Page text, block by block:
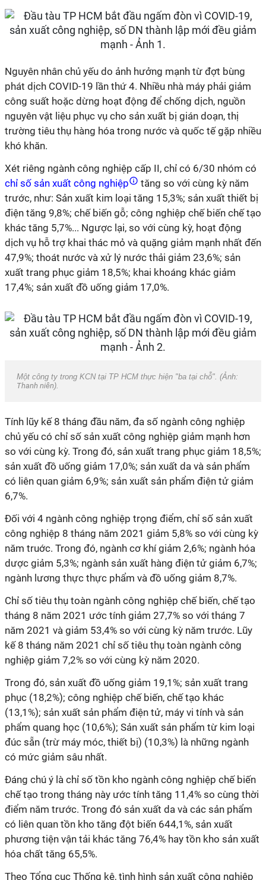
Nguyên nhân chủ yếu do ảnh hưởng mạnh từ đợt bùng
phát dịch COVID-19 lần thứ 4. Nhiều nhà máy phải giảm
công suất hoặc dừng hoạt động để chống dịch, nguồn
nguyên vật liệu phục vụ cho sản xuất bị gián doạn, thị
trường tiêu thụ hàng hóa trong nước và quốc tế gặp nhiều
khó khăn.
Xét riêng ngành công nghiệp cấp II, chỉ có 6/30 nhóm có
chỉ số sản xuất công nghiệp
tăng so với cùng kỳ năm
trước, như: Sản xuất kim loại tăng 15,3%; sản xuất thiết bị
điện tăng 9,8%; chế biến gỗ; công nghiệp chế biến chế tạo
khác tăng 5,7%... Ngược lại, so với cùng kỳ, hoạt động
dịch vụ hỗ trợ khai thác mỏ và quặng giảm mạnh nhất đến
47,9%; thoát nước và xử lý nước thải giảm 23,6%; sản
xuất trang phục giảm 18,5%; khai khoáng khác giảm
17,4%; sản xuất đồ uống giảm 17,0%.
Một công ty trong KCN tại TP HCM thực hiện "ba tại chỗ". (Ảnh:
Thanh niên).
Tính lũy kế 8 tháng đầu năm, đa số ngành công nghiệp
chủ yếu có chỉ số sản xuất công nghiệp giảm mạnh hơn
so với cùng kỳ. Trong đó, sản xuất trang phục giảm 18,5%;
sản xuất đồ uống giảm 17,0%; sản xuất da và sản phẩm
có liên quan giảm 6,9%; sản xuất sản phẩm điện tử giảm
6,7%.
Đối với 4 ngành công nghiệp trọng điểm, chỉ số sản xuất
công nghiệp 8 tháng năm 2021 giảm 5,8% so với cùng kỳ
năm truớc. Trong đó, ngành cơ khí giảm 2,6%; ngành hóa
dược giảm 5,3%; ngành sản xuất hàng điện tử giảm 6,7%;
ngành lương thực thực phẩm và đồ uống giảm 8,7%.
Chỉ số tiêu thụ toàn ngành công nghiệp chế biến, chế tạo
tháng 8 năm 2021 ước tính giảm 27,7% so với tháng 7
năm 2021 và giảm 53,4% so với cùng kỳ năm trước. Lũy
kế 8 tháng năm 2021 chỉ số tiêu thụ toàn ngành công
nghiệp giảm 7,2% so với cùng kỳ năm 2020.
Trong đó, sản xuất đồ uống giảm 19,1%; sản xuất trang
phục (18,2%); công nghiệp chế biến, chế tạo khác
(13,1%); sản xuất sản phẩm điện tử, máy vi tính và sản
phẩm quang học (10,6%); Sản xuất sản phẩm từ kim loại
đúc sẵn (trừ máy móc, thiết bị) (10,3%) là những ngành
có mức giảm sâu nhất.
Đáng chú ý là chỉ số tồn kho ngành công nghiệp chế biến
chế tạo trong tháng này ước tính tăng 11,4% so cùng thời
điểm năm trước. Trong đó sản xuất da và các sản phẩm
có liên quan tồn kho tăng đột biến 644,1%, sản xuất
phương tiện vận tải khác tăng 76,4% hay tồn kho sản xuất
hóa chất tăng 65,5%.
Theo Tổng cục Thống kê, tình hình sản xuất công nghiệp